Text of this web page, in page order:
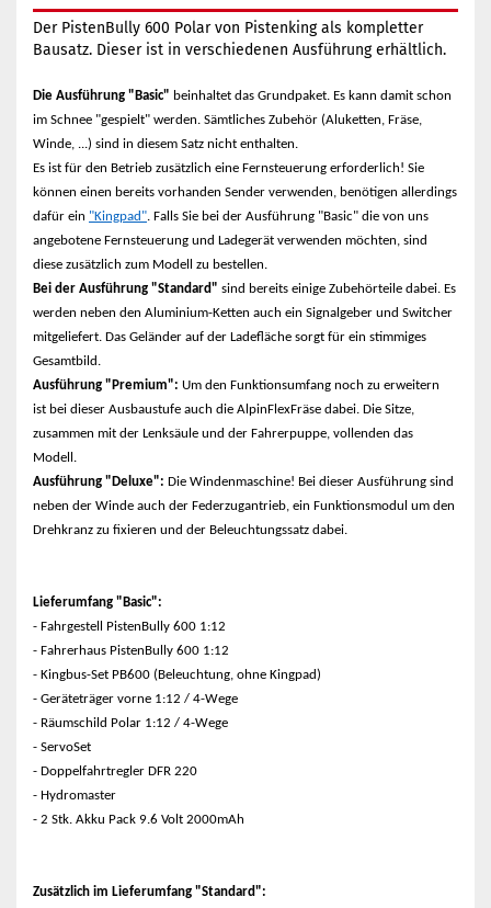
Der PistenBully 600 Polar von Pistenking als kompletter
Bausatz. Dieser ist in verschiedenen Ausführung erhältlich.
Die Ausführung "Basic" beinhaltet das Grundpaket. Es kann damit schon
im Schnee "gespielt" werden. Sämtliches Zubehör (Aluketten, Fräse,
Winde, ...) sind in diesem Satz nicht enthalten.
Es ist für den Betrieb zusätzlich eine Fernsteuerung erforderlich! Sie
können einen bereits vorhanden Sender verwenden, benötigen allerdings
dafür ein "Kingpad". Falls Sie bei der Ausführung "Basic" die von uns
angebotene Fernsteuerung und Ladegerät verwenden möchten, sind
diese zusätzlich zum Modell zu bestellen.
Bei der Ausführung "Standard" sind bereits einige Zubehörteile dabei. Es
werden neben den Aluminium-Ketten auch ein Signalgeber und Switcher
mitgeliefert. Das Geländer auf der Ladefläche sorgt für ein stimmiges
Gesamtbild.
Ausführung "Premium": Um den Funktionsumfang noch zu erweitern
ist bei dieser Ausbaustufe auch die AlpinFlexFräse dabei. Die Sitze,
zusammen mit der Lenksäule und der Fahrerpuppe, vollenden das
Modell.
Ausführung "Deluxe": Die Windenmaschine! Bei dieser Ausführung sind
neben der Winde auch der Federzugantrieb, ein Funktionsmodul um den
Drehkranz zu fixieren und der Beleuchtungssatz dabei.
Lieferumfang "Basic":
- Fahrgestell PistenBully 600 1:12
- Fahrerhaus PistenBully 600 1:12
- Kingbus-Set PB600 (Beleuchtung, ohne Kingpad)
- Geräteträger vorne 1:12 / 4-Wege
- Räumschild Polar 1:12 / 4-Wege
- ServoSet
- Doppelfahrtregler DFR 220
- Hydromaster
- 2 Stk. Akku Pack 9.6 Volt 2000mAh
Zusätzlich im Lieferumfang "Standard":